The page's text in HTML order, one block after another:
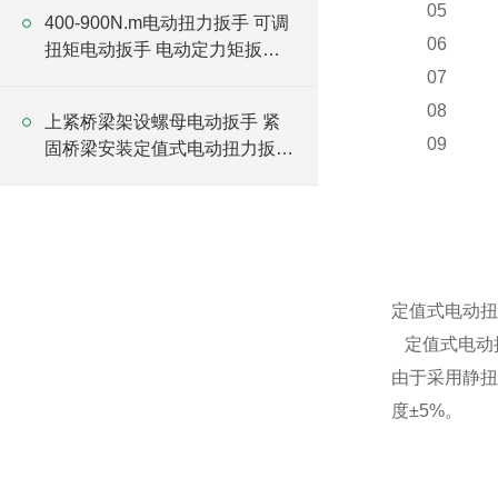
400-900N.m电动扭力扳手 可调
扭矩电动扳手 电动定力矩扳手
上紧桥梁架设螺母电动扳手 紧
固桥梁安装定值式电动扭力扳手
05
06
07
08
09
定值式电动
定值式电动
由于采用静
度±5%。